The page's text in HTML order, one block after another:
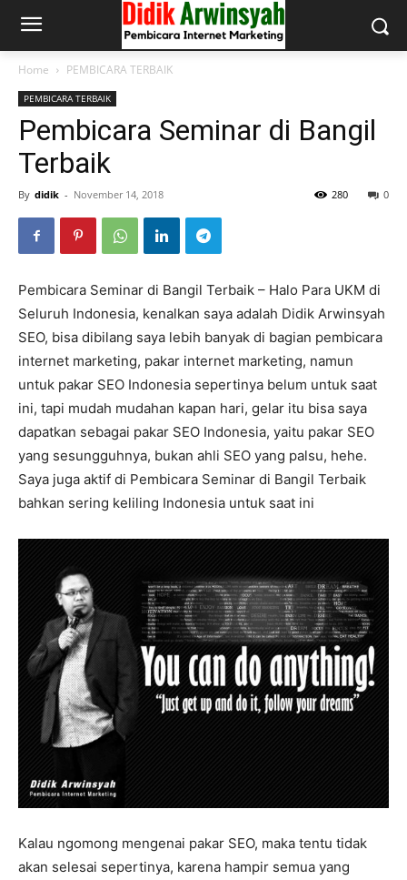
Home PEMBICARA TERBAIK
PEMBICARA TERBAIK
Pembicara Seminar di Bangil
Terbaik
By didik - November 14, 2018 0
280
Pembicara Seminar di Bangil Terbaik – Halo Para UKM di
Seluruh Indonesia, kenalkan saya adalah Didik Arwinsyah
SEO, bisa dibilang saya lebih banyak di bagian pembicara
internet marketing, pakar internet marketing, namun
untuk pakar SEO Indonesia sepertinya belum untuk saat
ini, tapi mudah mudahan kapan hari, gelar itu bisa saya
dapatkan sebagai pakar SEO Indonesia, yaitu pakar SEO
yang sesungguhnya, bukan ahli SEO yang palsu, hehe.
Saya juga aktif di Pembicara Seminar di Bangil Terbaik
bahkan sering keliling Indonesia untuk saat ini
Kalau ngomong mengenai pakar SEO, maka tentu tidak
akan selesai sepertinya, karena hampir semua yang